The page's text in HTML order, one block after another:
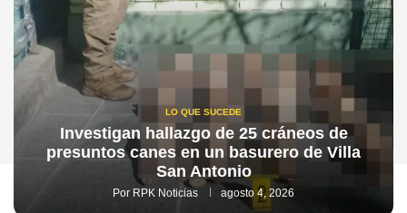
LO QUE SUCEDE
Investigan hallazgo de 25 cráneos de
presuntos canes en un basurero de Villa
San Antonio
Por RPK Noticias agosto 4, 2026